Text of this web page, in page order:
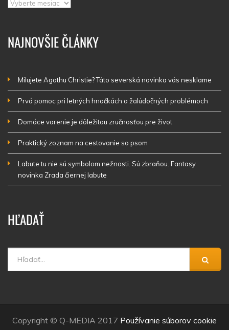
Archív
NAJNOVŠIE ČLÁNKY
Milujete Agathu Christie? Táto severská novinka vás nesklame
Prvá pomoc pri letných hnačkách a žalúdočných problémoch
Domáce varenie je dôležitou zručnosťou pre život
Praktický zoznam na cestovanie so psom
Labute tu nie sú symbolom nežnosti. Sú zbraňou. Fantasy
novinka Zrada čiernej labute
HĽADAŤ
Copyright © Q-MEDIA 2017 Používanie súborov cookie